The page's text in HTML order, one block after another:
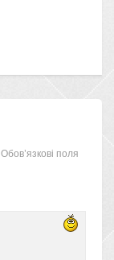
Обов’язкові поля